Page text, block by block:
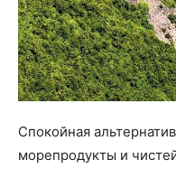
Спокойная
морепродукты и